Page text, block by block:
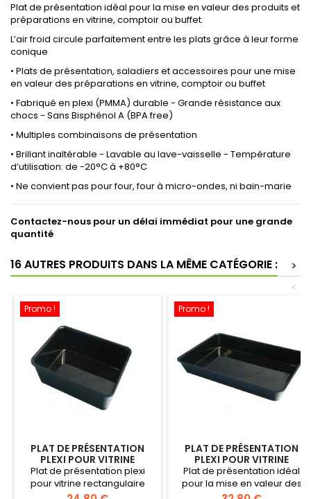
Plat de présentation idéal pour la mise en valeur des produits et
préparations en vitrine, comptoir ou buffet.
L’air froid circule parfaitement entre les plats grâce à leur forme
conique
• Plats de présentation, saladiers et accessoires pour une mise
en valeur des préparations en vitrine, comptoir ou buffet
• Fabriqué en plexi (PMMA) durable - Grande résistance aux
chocs - Sans Bisphénol A (BPA free)
• Multiples combinaisons de présentation
• Brillant inaltérable - Lavable au lave-vaisselle - Température
d’utilisation: de -20°C à +80°C
• Ne convient pas pour four, four à micro-ondes, ni bain-marie
Contactez-nous pour un délai immédiat pour une grande
quantité
16 AUTRES PRODUITS DANS LA MÊME CATÉGORIE :
>
<
Promo !
PLAT DE PRÉSENTATION
PLEXI POUR VITRINE
RECTANGULAIRE 280X210
MM HAUTEUR 100 MM
Plat de présentation plexi
pour vitrine rectangulaire
280x210 mm hauteur 100 mm.
Promo !
PLAT DE PRÉSENTATION
PLEXI POUR VITRINE
420X280 MM HAUTEUR 50
MM
Plat de présentation idéal
pour la mise en valeur des
produits et préparations en